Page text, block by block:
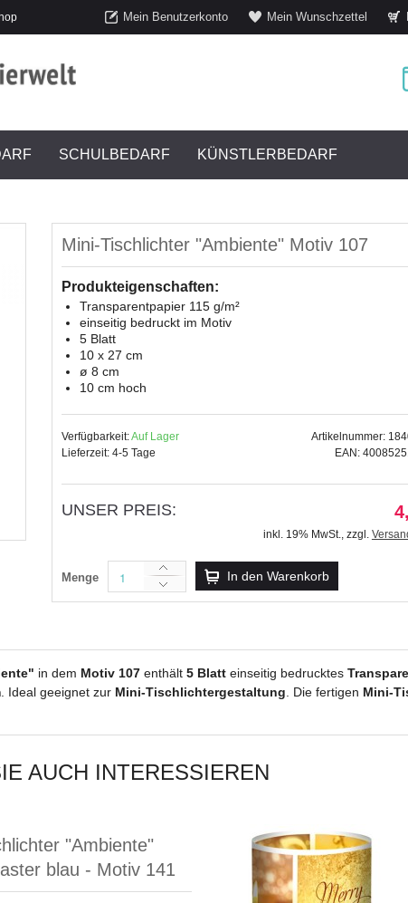
Mein Benutzerkonto Mein Wunschzettel
SCHULBEDARF KÜNSTLERBEDARF
Mini-Tischlichter "Ambiente" Motiv 107
Produkteigenschaften:
Transparentpapier 115 g/m²
einseitig bedruckt im Motiv
5 Blatt
10 x 27 cm
ø 8 cm
10 cm hoch
Verfügbarkeit:Auf Lager
Lieferzeit: 4-5 Tage
Artikelnummer:
EAN:
UNSER PREIS:
inkl. 19% MwSt., zzgl.
Menge In den Warenkorb
Silhouetten-Tischlichter "Filigrano"
in dem Motiv 107 enthält 5 Blatt einseitig bedrucktes
. Ideal geeignet zur Mini-Tischlichtergestaltung . Die fertigen Mini-
AUCH INTERESSIEREN
"Ambiente"
blau - Motiv 141